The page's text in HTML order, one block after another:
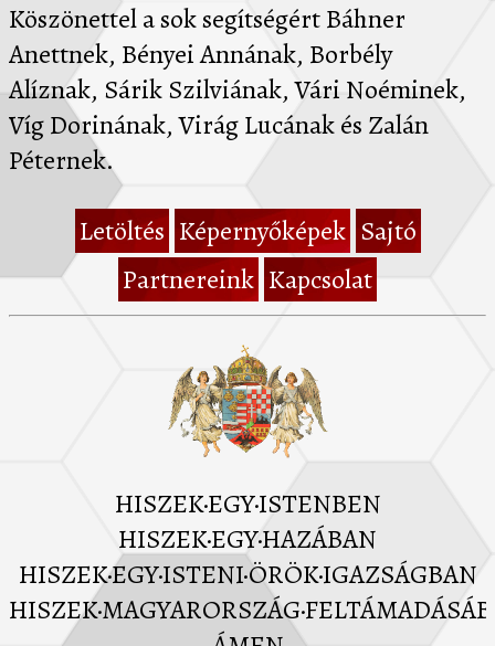
Köszönettel a sok segítségért Báhner
Anettnek, Bényei Annának, Borbély
Alíznak, Sárik Szilviának, Vári Noéminek,
Víg Dorinának, Virág Lucának és Zalán
Péternek.
Letöltés Képernyőképek Sajtó
Partnereink Kapcsolat
HISZEK·EGY·ISTENBEN
HISZEK·EGY·HAZÁBAN
HISZEK·EGY·ISTENI·ÖRÖK·IGAZSÁGBAN